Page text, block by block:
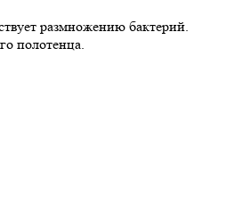
размножению бактерий.
полотенца.